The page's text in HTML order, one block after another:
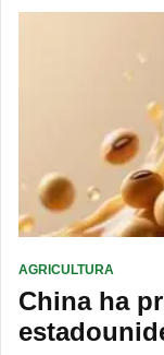
AGRICULTURA
China ha